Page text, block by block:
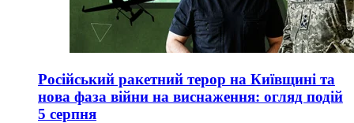
Російський ракетний терор на Київщині та
нова фаза війни на виснаження: огляд подій
5 серпня